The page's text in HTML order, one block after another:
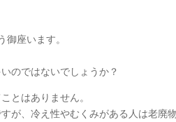
座います。
のではないでしょうか？
とはありません。
が、冷え性やむくみがある人は老廃